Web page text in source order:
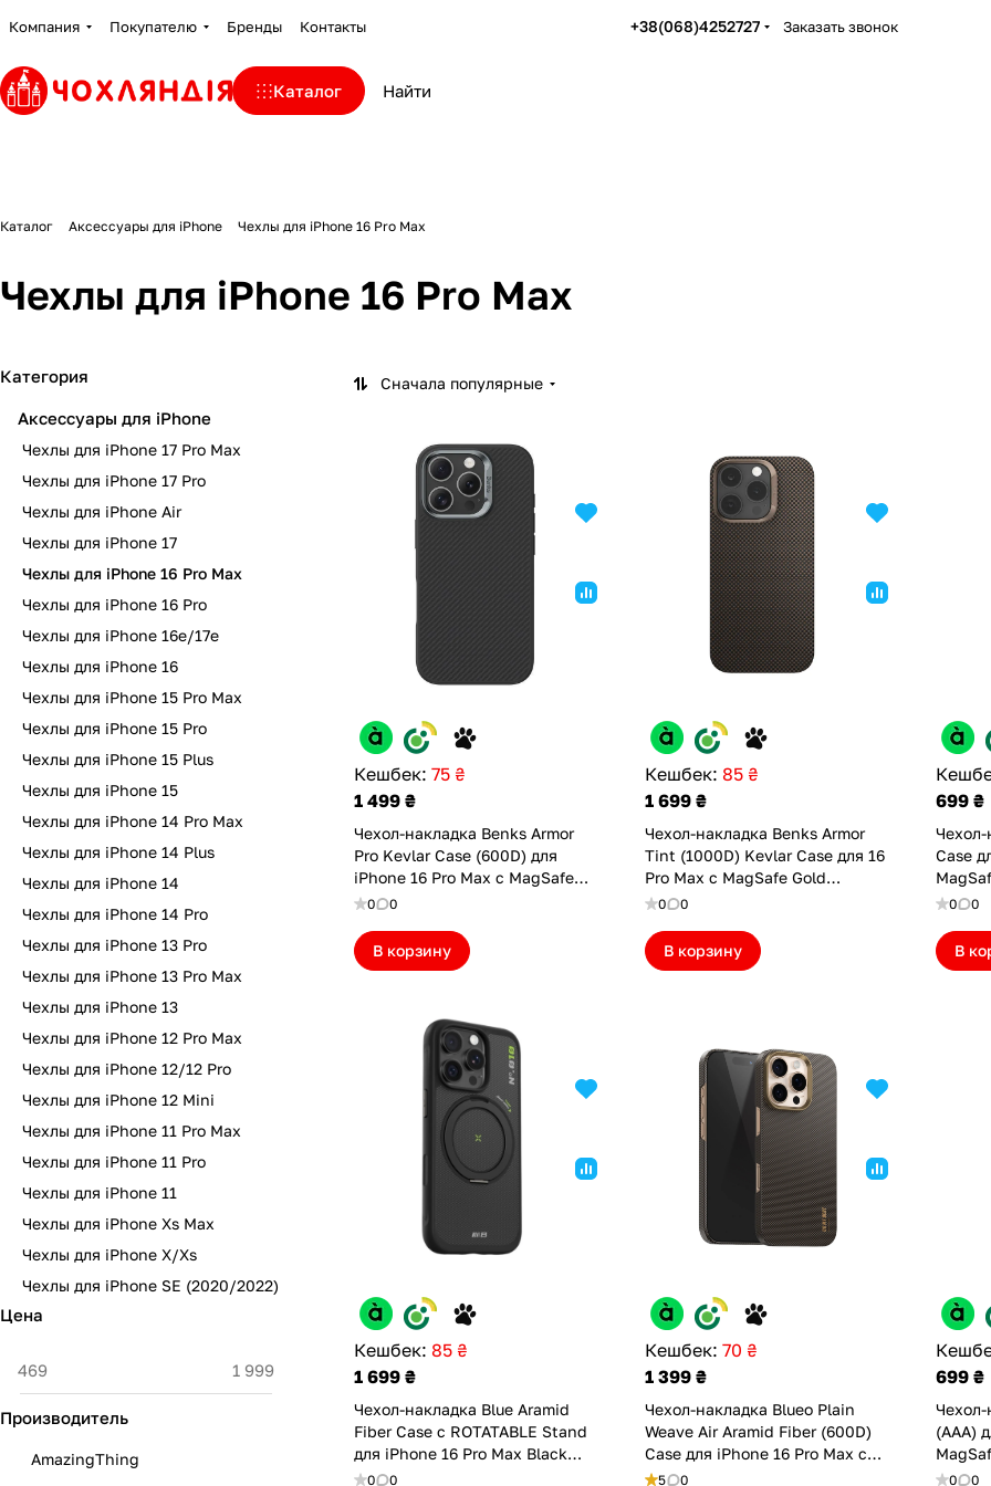
Компания Покупателю Бренды Контакты +38(068)4252727 Заказать звонок
Каталог
Каталог Аксессуары для iPhone Чехлы для iPhone 16 Pro Max
Чехлы для iPhone 16 Pro Max
Сначала популярные
Кешбек: 75 ₴
1 499 ₴
Чехол-накладка Benks Armor
Pro Kevlar Case (600D) для
iPhone 16 Pro Max с MagSafe
Black (6948005905002)
0 0
В корзину
Кешбек: 85 ₴
1 699 ₴
Чехол-накладка Benks Armor
Tint (1000D) Kevlar Case для 16
Pro Max с MagSafe Gold
(6948005908447)
0 0
В корзину
699 ₴
Чехол-
Case
0 0
В
Кешбек: 85 ₴
1 699 ₴
Чехол-накладка Blue Aramid
Fiber Case с ROTATABLE Stand
для iPhone 16 Pro Max Black
(BL-054I16PM)
0 0
Кешбек: 70 ₴
1 399 ₴
Чехол-накладка Blueo Plain
Weave Air Aramid Fiber (600D)
Case для iPhone 16 Pro Max с
MagSafe (BL048-I16PMGLD)
5 0
699 ₴
Чехол-
(AAA)
0 0
Категория
Аксессуары для iPhone
Чехлы для iPhone 17 Pro Max
Чехлы для iPhone 17 Pro
Чехлы для iPhone Air
Чехлы для iPhone 17
Чехлы для iPhone 16 Pro Max
Чехлы для iPhone 16 Pro
Чехлы для iPhone 16e/17e
Чехлы для iPhone 16
Чехлы для iPhone 15 Pro Max
Чехлы для iPhone 15 Pro
Чехлы для iPhone 15 Plus
Чехлы для iPhone 15
Чехлы для iPhone 14 Pro Max
Чехлы для iPhone 14 Plus
Чехлы для iPhone 14
Чехлы для iPhone 14 Pro
Чехлы для iPhone 13 Pro
Чехлы для iPhone 13 Pro Max
Чехлы для iPhone 13
Чехлы для iPhone 12 Pro Max
Чехлы для iPhone 12/12 Pro
Чехлы для iPhone 12 Mini
Чехлы для iPhone 11 Pro Max
Чехлы для iPhone 11 Pro
Чехлы для iPhone 11
Чехлы для iPhone Xs Max
Чехлы для iPhone X/Xs
Чехлы для iPhone SE (2020/2022)
Цена
Производитель
AmazingThing